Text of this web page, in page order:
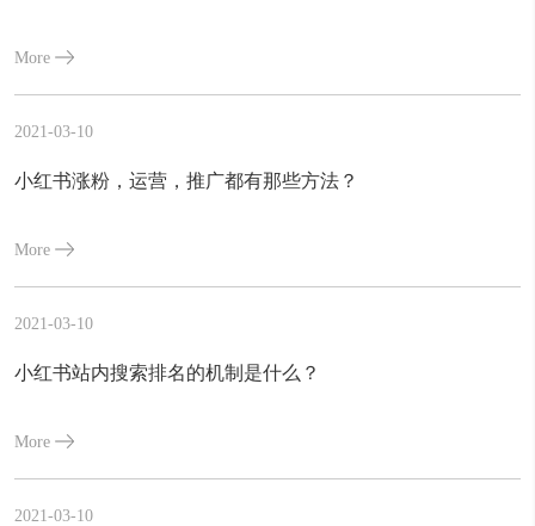
More
2021-03-10
小红书涨粉，运营，推广都有那些方法？
More
2021-03-10
小红书站内搜索排名的机制是什么？
More
2021-03-10